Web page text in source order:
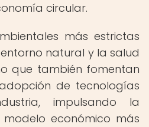
circular.
más estrictas
natural y la salud
que también fomentan
de tecnologías
impulsando la
económico más